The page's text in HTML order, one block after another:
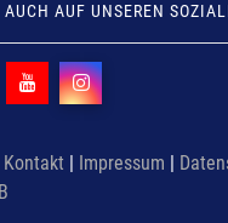
AUCH AUF UNSEREN
Kontakt Impressum